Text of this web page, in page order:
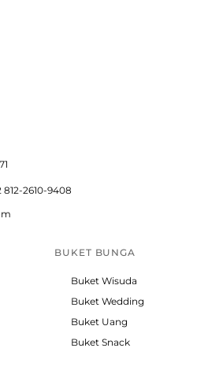
812-2610-9408
BUKET BUNGA
Buket Wisuda
Buket Wedding
Buket Uang
Buket Snack